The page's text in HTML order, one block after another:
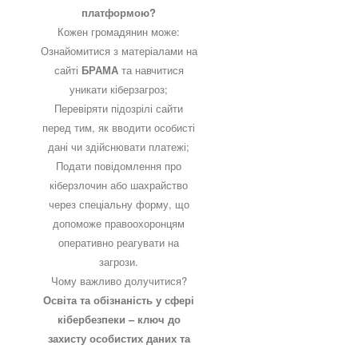
платформою?
Кожен громадянин може:
Ознайомитися з матеріалами на
сайті БРАМАта навчитися
уникати кіберзагроз;
Перевіряти підозрілі сайти
перед тим, як вводити особисті
дані чи здійснювати платежі;
Подати повідомлення про
кіберзлочин або шахрайство
через спеціальну форму, що
допоможе правоохоронцям
оперативно реагувати на
загрози.
Чому важливо долучитися?
Освіта та обізнаність у сфері
кібербезпеки – ключ до
захисту особистих даних та